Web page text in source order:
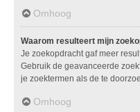
Omhoog
Waarom resulteert mijn
Je zoekopdracht gaf meer
Gebruik de geavanceerde
je zoektermen als de te
Omhoog